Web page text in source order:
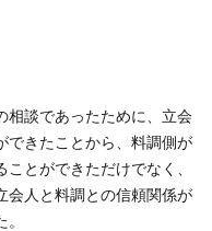
談であったために、立会
できたことから、料調側が
とができただけでなく、
会人と料調との信頼関係が